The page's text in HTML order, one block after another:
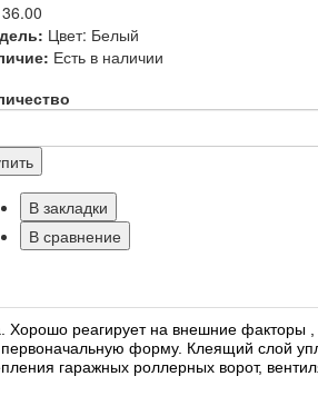
Цвет: Белый
Есть в наличии
В закладки
В сравнение
Хорошо реагирует на внешние факторы ,
форму. Клеящий слой
гаражных роллерных ворот,